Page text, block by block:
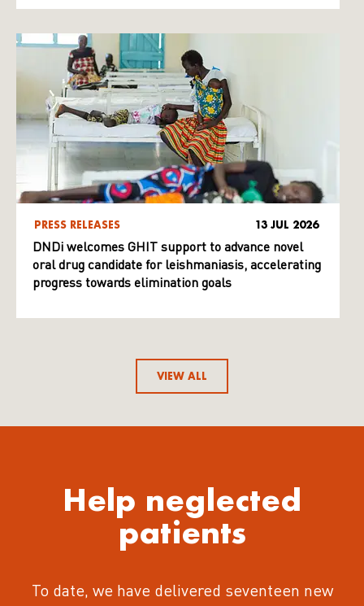
PRESS RELEASES 13 JUL 2026
DNDi welcomes GHIT support to advance novel
oral drug candidate for leishmaniasis, accelerating
progress towards elimination goals
VIEW ALL
Help neglected
patients
To date, we have delivered seventeen new